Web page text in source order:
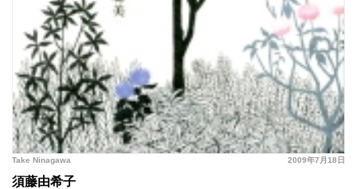
2009年7月18日
Take Ninagawa
須藤由希子